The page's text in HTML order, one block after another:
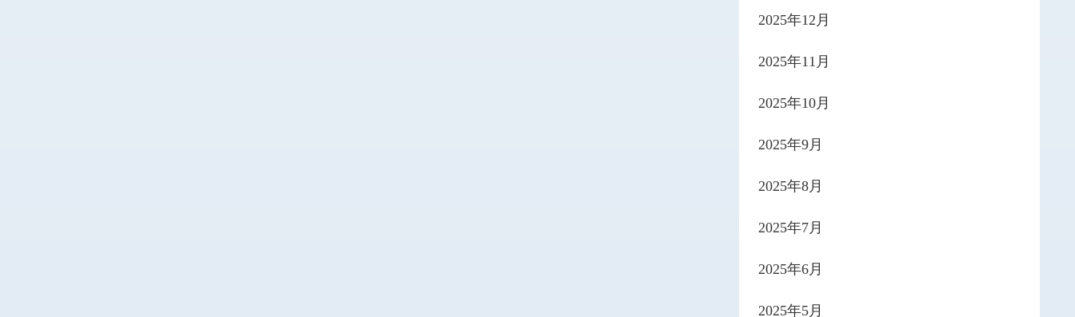
2025年12月
2025年11月
2025年10月
2025年9月
2025年8月
2025年7月
2025年6月
2025年5月